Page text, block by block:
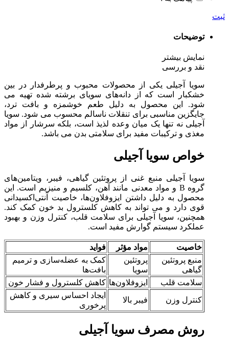
ثبت
توضیحات
نمایش بیشتر
نقد و بررسی
سویا آجیلی یکی از محصولات محبوب و پرطرفدار در بین
خشکبار است که از دانه‌های سویای برشته شده تهیه می‌
شود. این محصول به‌ دلیل طعم خوشمزه و بافت ترد،
جایگزین مناسبی برای تنقلات ناسالم محسوب می‌ شود. سویا
آجیلی نه‌ تنها یک میان‌ وعده لذیذ است، بلکه سرشار از مواد
مغذی و ترکیبات مفید برای سلامتی بدن می‌ باشد.
خواص سویا آجیلی
سویا آجیلی منبع غنی از پروتئین گیاهی، فیبر، ویتامین‌های
گروه B و مواد معدنی مانند آهن، کلسیم و منیزیم است. این
محصول به دلیل داشتن ایزوفلاون‌ها، خاصیت آنتی‌اکسیدانی
قوی دارد و می‌ تواند به کاهش کلسترول بد خون کمک کند.
همچنین، سویا آجیلی برای سلامت قلب، کنترل وزن و بهبود
عملکرد سیستم گوارش مفید است.
خاصیت مواد مؤثر
فواید
منبع پروتئین
گیاهی
پروتئین
سویا
کمک به عضله‌سازی و ترمیم
بافت‌ها
سلامت قلب
ایزوفلاون‌ها کاهش کلسترول و فشار خون
کنترل وزن
فیبر بالا
ایجاد احساس سیری و کاهش
پرخوری
روش مصرف سویا آجیلی